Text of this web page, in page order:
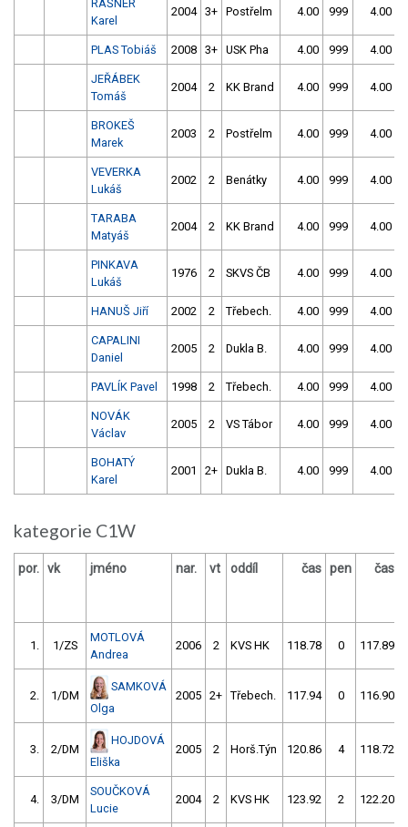
RAŠNER
Karel
2004 3+ Postřelm 4.00 999 4.00
PLAS Tobiáš 2008 3+ USK Pha 4.00 999 4.00
JEŘÁBEK
Tomáš
2004 2 KK Brand 4.00 999 4.00
BROKEŠ
Marek
2003 2 Postřelm 4.00 999 4.00
VEVERKA
Lukáš
2002 2 Benátky 4.00 999 4.00
TARABA
Matyáš
2004 2 KK Brand 4.00 999 4.00
PINKAVA
Lukáš
1976 2 SKVS ČB 4.00 999 4.00
HANUŠ Jiří 2002 2 Třebech. 4.00 999 4.00
CAPALINI
Daniel
2005 2 Dukla B. 4.00 999 4.00
PAVLÍK Pavel 1998 2 Třebech. 4.00 999 4.00
NOVÁK
Václav
2005 2 VS Tábor 4.00 999 4.00
BOHATÝ
Karel
2001 2+ Dukla B. 4.00 999 4.00
kategorie C1W
por. vk jméno nar. vt oddíl čas pen čas
1. 1/ZS
MOTLOVÁ
Andrea
2006 2 KVS HK 118.78 0 117.89
2. 1/DM
SAMKOVÁ
Olga
2005 2+ Třebech. 117.94 0 116.90
3. 2/DM
HOJDOVÁ
Eliška
2005 2 Horš.Týn 120.86 4 118.72
4. 3/DM
SOUČKOVÁ
Lucie
2004 2 KVS HK 123.92 2 122.20